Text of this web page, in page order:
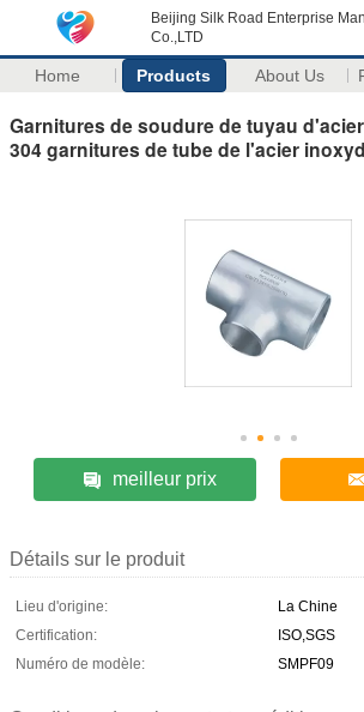
Beijing Silk Road Enterprise
Co.,LTD
Home Products About Us
Garnitures de soudure de tuyau
304 garnitures de tube de l'acier
meilleur prix
Détails sur le produit
Lieu d'origine:
La Chine
Certification:
ISO,SGS
Numéro de modèle:
SMPF09